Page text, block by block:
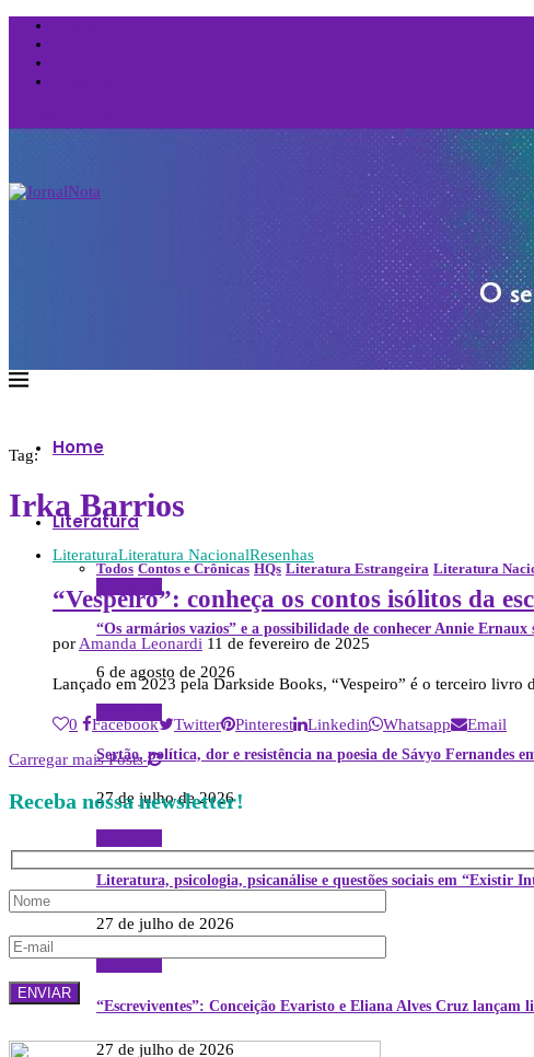
Home
Literatura
Todos Contos e Crônicas HQs Literatura Estrangeira Literatura
“Os armários vazios” e a possibilidade de conhecer Annie Ernaux
6 de agosto de 2026
Sertão, política, dor e resistência na poesia de Sávyo Fernandes
27 de julho de 2026
Literatura, psicologia, psicanálise e questões sociais em “Existir
27 de julho de 2026
Literatura
“Escreviventes”: Conceição Evaristo e Eliana Alves Cruz
27 de julho de 2026
Tag:
Irka Barrios
LiteraturaLiteratura NacionalResenhas
“Vespeiro”: conheça os contos isólitos da
por Amanda Leonardi 11 de fevereiro de 2025
Lançado em 2023 pela Darkside Books, “Vespeiro” é o terceiro
0 Facebook Twitter Pinterest Linkedin Whatsapp
Email
Carregar mais Posts
Receba nossa newsletter!